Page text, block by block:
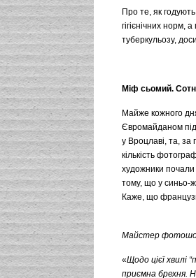
Про те, як
гігієнічних норм,
туберкульозу,
Міф сьомий.
Майже кожного
Євромайданом
у Вроцлаві, та, за
кількість
художники почали
тому, що у синьо-
Каже, що
Майстер
«Щодо цієї хвилі
приємна брехня.